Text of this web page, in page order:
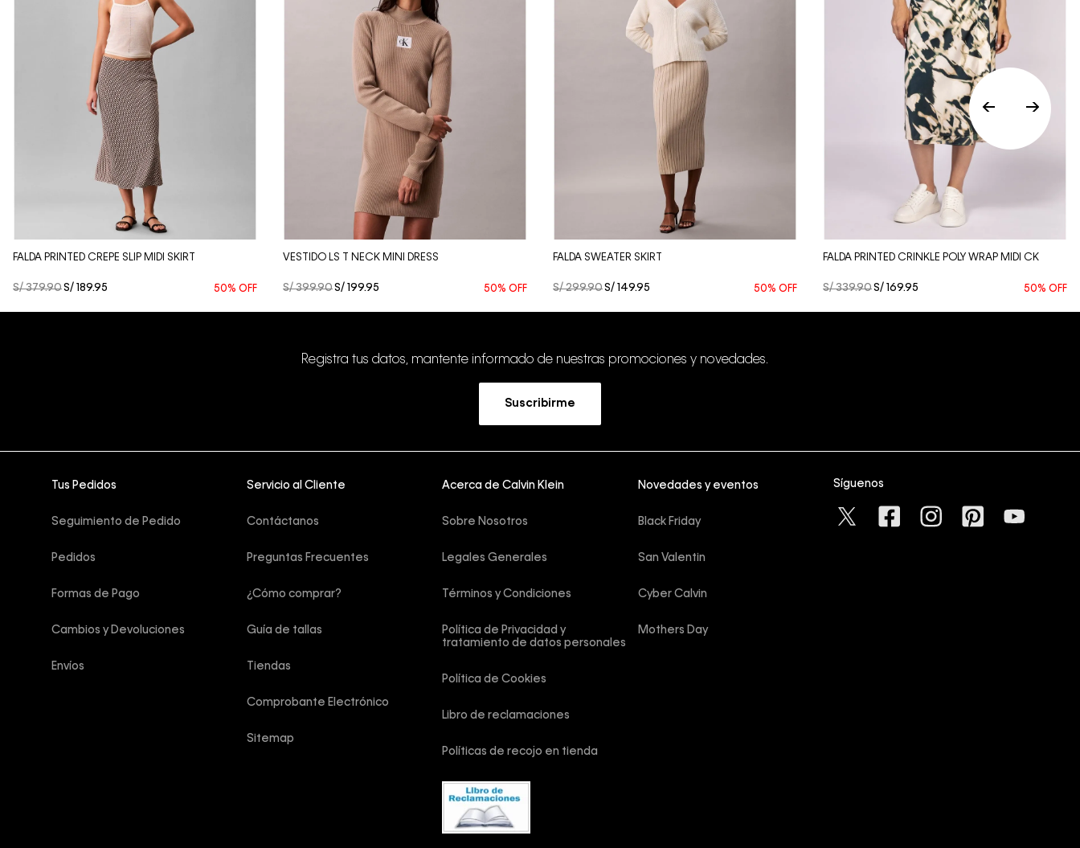
Vista Rápida
FALDA PRINTED CREPE SLIP MIDI SKIRT
S/ 379.90S/ 189.95 50% OFF
Vista Rápida
VESTIDO LS T NECK MINI DRESS
S/ 399.90S/ 199.95 50% OFF
Vista Rápida
FALDA SWEATER SKIRT
S/ 299.90S/ 149.95 50% OFF
Vista Rápida
FALDA PRINTED CRINKLE POLY WRAP MIDI CK
S/ 339.90S/ 169.95 50% OFF
Registra tus datos, mantente informado de nuestras promociones y novedades.
Suscribirme
Tus Pedidos
Seguimiento de Pedido
Pedidos
Formas de Pago
Cambios y Devoluciones
Envíos
Servicio al Cliente
Contáctanos
Preguntas Frecuentes
¿Cómo comprar?
Guía de tallas
Tiendas
Comprobante Electrónico
Sitemap
Acerca de Calvin Klein
Sobre Nosotros
Legales Generales
Términos y Condiciones
Política de Privacidad y
tratamiento de datos personales
Política de Cookies
Libro de reclamaciones
Políticas de recojo en tienda
Novedades y eventos
Black Friday
San Valentin
Cyber Calvin
Mothers Day
Síguenos